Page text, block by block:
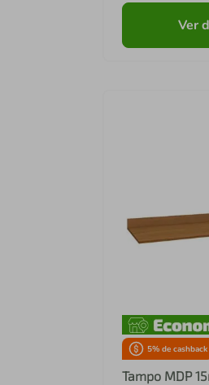
Ver
5% de cashback
Tampo MDP